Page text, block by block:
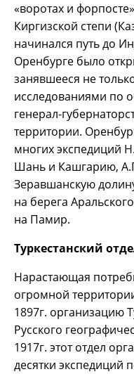
«воротах и
Киргизской степи
начинался путь до
Оренбурге было
занявшееся не
исследованиями по
генерал-
территории.
многих экспедиций
Шань и Кашгарию,
Зеравшанскую
на берега
на Памир.
Туркестанский
Нарастающая
огромной
1897г. организацию
Русского
1917г. этот отдел
десятки экспедиций